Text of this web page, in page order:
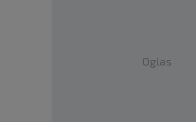
Oglas